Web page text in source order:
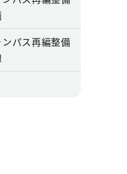
パス再編整備